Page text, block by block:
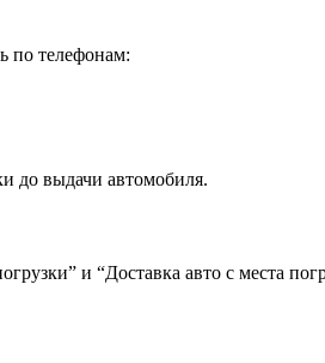
по телефонам:
до выдачи автомобиля.
и “Доставка авто с места